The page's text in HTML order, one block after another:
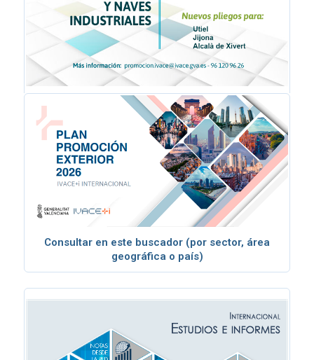
Consulta los pliegos
Consultar en este buscador (por sector, área
geográfica o país)